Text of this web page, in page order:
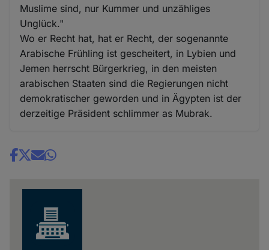
Muslime sind, nur Kummer und unzähliges
Unglück."
Wo er Recht hat, hat er Recht, der sogenannte
Arabische Frühling ist gescheitert, in Lybien und
Jemen herrscht Bürgerkrieg, in den meisten
arabischen Staaten sind die Regierungen nicht
demokratischer geworden und in Ägypten ist der
derzeitige Präsident schlimmer as Mubrak.
Share